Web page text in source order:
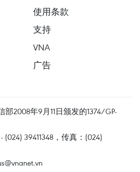
使用条款
支持
VNA
广告
2008年9月11日颁发的1374/GP-
(024) 39411348，传真：(024)